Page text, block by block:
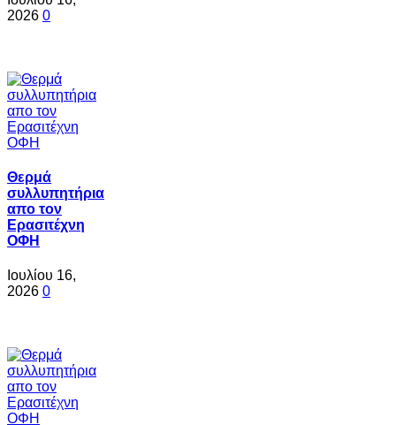
2026 0
Θερμά
συλλυπητήρια
απο τον
Ερασιτέχνη
ΟΦΗ
Ιουλίου 16,
2026 0